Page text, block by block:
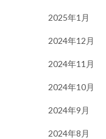
2025年1月
2024年12月
2024年11月
2024年10月
2024年9月
2024年8月